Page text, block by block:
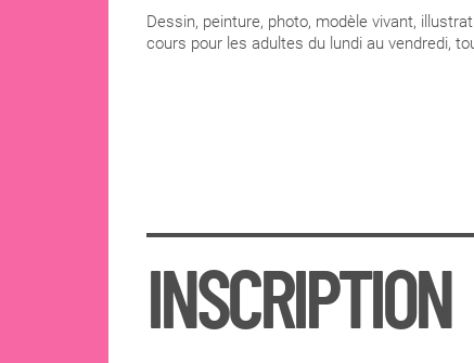
Dessin, peinture, photo, modèle vivant,
cours pour les adultes du lundi au vendredi,
INSCRIPTION